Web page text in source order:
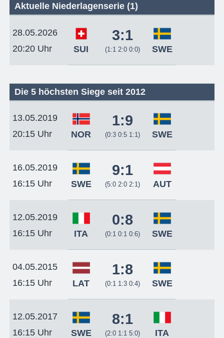
Aktuelle Niederlagenserie (1)
28.05.2026
20:20 Uhr
SUI
3:1
(1:1 2:0 0:0) SWE
Die 5 höchsten Siege seit 2012
13.05.2019
20:15 Uhr
NOR
1:9
(0:3 0:5 1:1) SWE
16.05.2019
16:15 Uhr
SWE
9:1
(5:0 2:0 2:1) AUT
12.05.2019
16:15 Uhr
ITA
0:8
(0:1 0:1 0:6) SWE
04.05.2015
16:15 Uhr
LAT
1:8
(0:1 1:3 0:4) SWE
12.05.2017
16:15 Uhr
SWE
8:1
(2:0 1:1 5:0) ITA